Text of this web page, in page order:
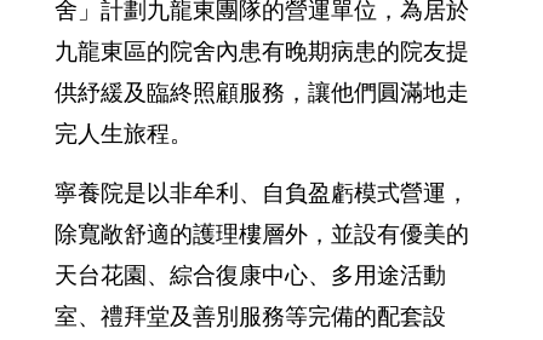
除寬敞舒適的護理樓層外，並設有優美的
天台花園、綜合復康中心、多用途活動
室、禮拜堂及善別服務等完備的配套設
更多